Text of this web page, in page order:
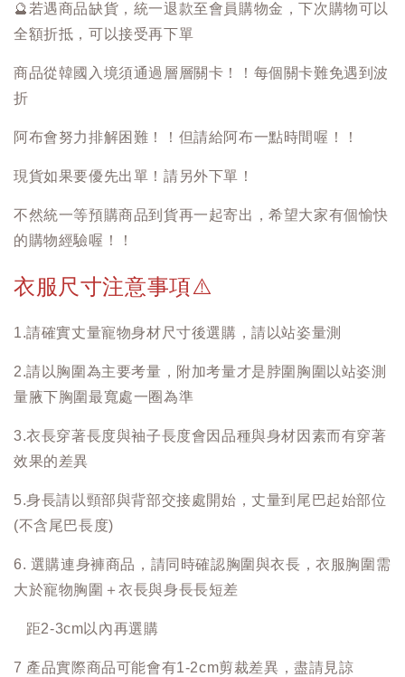
🔮 若遇商品缺貨，統一退款至會員購物金，下次購物可以
全額折抵，可以接受再下單
商品從韓國入境須通過層層關卡！！每個關卡難免遇到波
折
阿布會努力排解困難！！但請給阿布一點時間喔！！
現貨如果要優先出單！請另外下單！
不然統一等預購商品到貨再一起寄出，希望大家有個愉快
的購物經驗喔！！
衣服尺寸注意事項⚠️
1.請確實丈量寵物身材尺寸後選購，請以站姿量測
2.請以胸圍為主要考量，附加考量才是脖圍胸圍以站姿測
量腋下胸圍最寬處一圈為準
3.衣長穿著長度與袖子長度會因品種與身材因素而有穿著
效果的差異
5.身長請以頸部與背部交接處開始，丈量到尾巴起始部位
(不含尾巴長度)
6. 選購連身褲商品，請同時確認胸圍與衣長，衣服胸圍需
大於寵物胸圍＋衣長與身長長短差
距2-3cm以內再選購
7 產品實際商品可能會有1-2cm剪裁差異，盡請見諒